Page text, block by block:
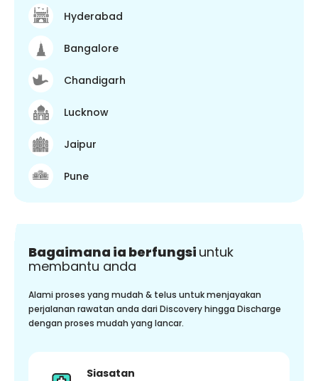
Hyderabad
Bangalore
Chandigarh
Lucknow
Jaipur
Pune
Bagaimana ia berfungsi untuk
membantu anda
Alami proses yang mudah & telus untuk menjayakan
perjalanan rawatan anda dari Discovery hingga Discharge
dengan proses mudah yang lancar.
Siasatan